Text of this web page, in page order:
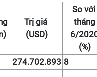
Trị giá
(USD)
So với
tháng
6/
(%)
274.702.893 8